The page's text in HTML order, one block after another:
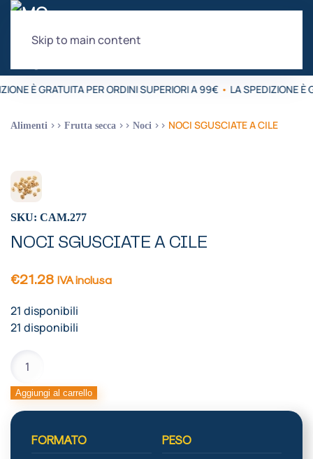
Skip to main content
È GRATUITA PER ORDINI SUPERIORI A 99€ • LA SPEDIZIONE È
Alimenti Frutta secca Noci NOCI SGUSCIATE A CILE
SKU: CAM.277
NOCI SGUSCIATE A CILE
€21.28 IVA inclusa
21 disponibili
21 disponibili
SGUSCIATE
A
CILE
quantità
Aggiungi al carrello
FORMATO PESO